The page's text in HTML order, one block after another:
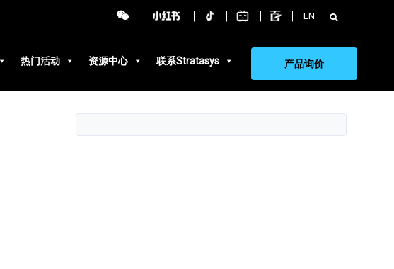
EN 搜
索：
热门活动 资源中心 联系Stratasys 产品询价